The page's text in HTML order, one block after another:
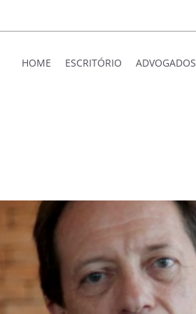
HOME ESCRITÓRIO ADVOGADOS